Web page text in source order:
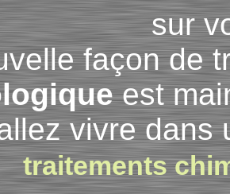
sur
façon de
est
vivre dans
traitements